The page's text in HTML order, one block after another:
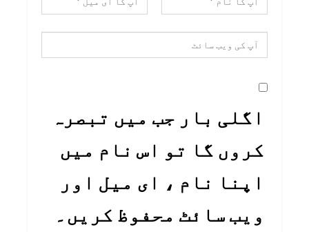
اگلی بار جب میں تبصرہ
کروں گا تو اس نام میں
اپنا نام ، ای میل اور
ویب سائٹ محفوظ کریں۔